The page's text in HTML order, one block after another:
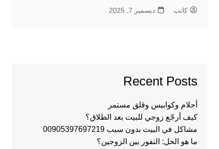
كاتب ديسمبر 7, 2025
Recent Posts
أحلام وكوابيس وقلق مستمر
كيف أرجّع زوجي للبيت بعد الطلاق؟
مشاكل في البيت بدون سبب 00905397697219
ما هو الحل: النفور بين الزوجين؟